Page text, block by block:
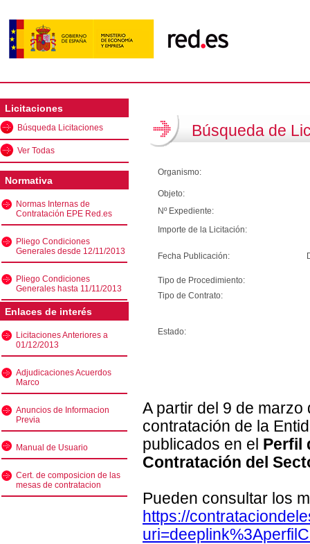
Licitaciones
Búsqueda Licitaciones
Ver Todas
Normativa
Normas Internas de
Contratación EPE Red.es
Pliego Condiciones
Generales desde 12/11/2013
Pliego Condiciones
Generales hasta 11/11/2013
Enlaces de interés
Licitaciones Anteriores a
01/12/2013
Adjudicaciones Acuerdos
Marco
Anuncios de Informacion
Previa
Manual de Usuario
Cert. de composicion de las
mesas de contratacion
Búsqueda de
Organismo:
Objeto:
Nº Expediente:
Importe de la Licitación:
Fecha Publicación:
Tipo de Procedimiento:
Tipo de Contrato:
Estado:
A partir del 9 de
contratación de la
publicados en el Perfil
Contratación del
Pueden consultar los
https://